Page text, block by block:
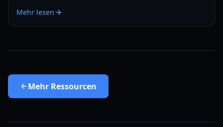
nutzen und Ihren Loot im Jahr 2026 sichern.
Mehr lesen
Mehr Ressourcen